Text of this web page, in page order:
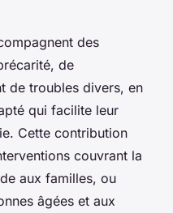
des
de
de troubles divers, en
qui facilite leur
Cette contribution
couvrant la
aux familles, ou
âgées et aux